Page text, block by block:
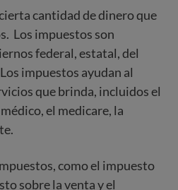
cantidad de dinero que
Los impuestos son
federal, estatal, del
impuestos ayudan al
que brinda, incluidos el
el medicare, la
como el impuesto
sobre la venta y el